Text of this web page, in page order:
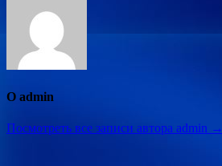
О admin
Посмотреть все записи автора admin →